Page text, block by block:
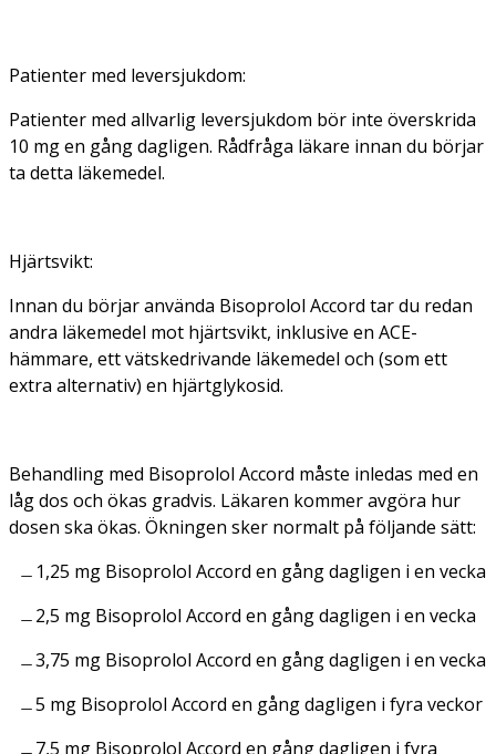
Patienter med leversjukdom:
Patienter med allvarlig leversjukdom bör inte överskrida
10 mg en gång dagligen. Rådfråga läkare innan du börjar
ta detta läkemedel.
Hjärtsvikt:
Innan du börjar använda Bisoprolol Accord tar du redan
andra läkemedel mot hjärtsvikt, inklusive en ACE-
hämmare, ett vätskedrivande läkemedel och (som ett
extra alternativ) en hjärtglykosid.
Behandling med Bisoprolol Accord måste inledas med en
låg dos och ökas gradvis. Läkaren kommer avgöra hur
dosen ska ökas. Ökningen sker normalt på följande sätt:
1,25 mg Bisoprolol Accord en gång dagligen i en vecka
2,5 mg Bisoprolol Accord en gång dagligen i en vecka
3,75 mg Bisoprolol Accord en gång dagligen i en vecka
5 mg Bisoprolol Accord en gång dagligen i fyra veckor
7,5 mg Bisoprolol Accord en gång dagligen i fyra